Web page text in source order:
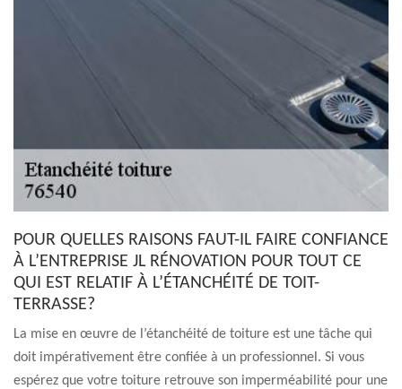
POUR QUELLES RAISONS FAUT-IL FAIRE CONFIANCE
À L’ENTREPRISE JL RÉNOVATION POUR TOUT CE
QUI EST RELATIF À L’ÉTANCHÉITÉ DE TOIT-
TERRASSE?
La mise en œuvre de l’étanchéité de toiture est une tâche qui
doit impérativement être confiée à un professionnel. Si vous
espérez que votre toiture retrouve son imperméabilité pour une